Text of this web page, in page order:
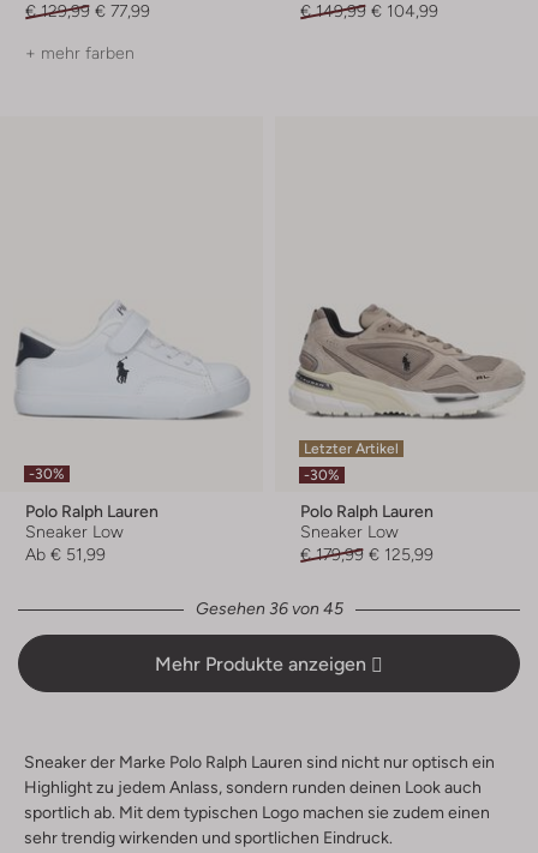
€ 129,99 € 77,99
+ mehr farben
€ 149,99 € 104,99
-30%
Polo Ralph Lauren
Sneaker Low
Ab € 51,99
Letzter Artikel
-30%
Polo Ralph Lauren
Sneaker Low
€ 179,99 € 125,99
Gesehen 36 von 45
Mehr Produkte anzeigen
Sneaker der Marke Polo Ralph Lauren sind nicht nur optisch ein
Highlight zu jedem Anlass, sondern runden deinen Look auch
sportlich ab. Mit dem typischen Logo machen sie zudem einen
sehr trendig wirkenden und sportlichen Eindruck.